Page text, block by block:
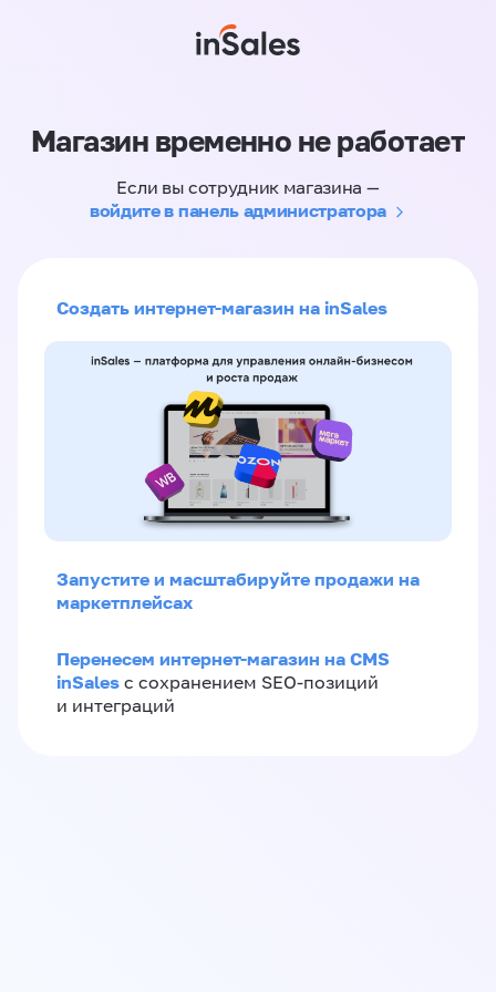
Магазин временно не работает
Если вы сотрудник магазина —
войдите в панель администратора
Создать интернет-магазин на inSales
Запустите и масштабируйте продажи на
маркетплейсах
Перенесем интернет-магазин на CMS
inSales с сохранением SEO-позиций
и интеграций